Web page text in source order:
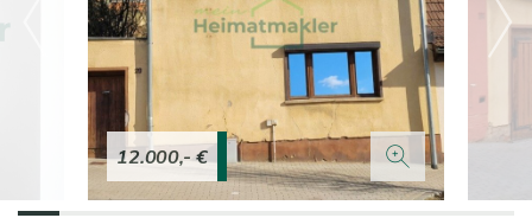
12.000,- €